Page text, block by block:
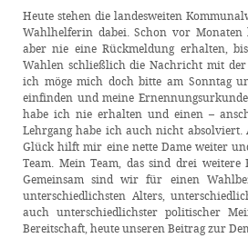
Heute stehen die landesweiten
Wahlhelferin dabei. Schon vor
aber nie eine Rückmeldung erhalten,
Wahlen schließlich die Nachricht mit
ich möge mich doch bitte am Sonntag
einfinden und meine
habe ich nie erhalten und einen –
Lehrgang habe ich auch nicht
Glück hilft mir eine nette Dame weiter
Team. Mein Team, das sind drei
Gemeinsam sind wir für einen
unterschiedlichsten Alters,
auch unterschiedlichster politischer
Bereitschaft, heute unseren Beitrag zur